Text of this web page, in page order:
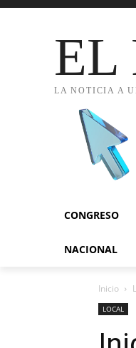
EL
LA NOTICIA A
CONGRESO
NACIONAL
Inicio
LOCAL